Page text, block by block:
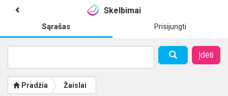
Skelbimai
Sąrašas Prisijungti
Įdėti
Pradžia Žaislai